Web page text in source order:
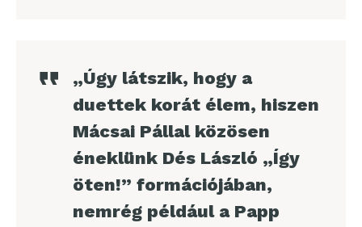
„Úgy látszik, hogy a
duettek korát élem, hiszen
Mácsai Pállal közösen
éneklünk Dés László „Így
öten!” formációjában,
nemrég például a Papp